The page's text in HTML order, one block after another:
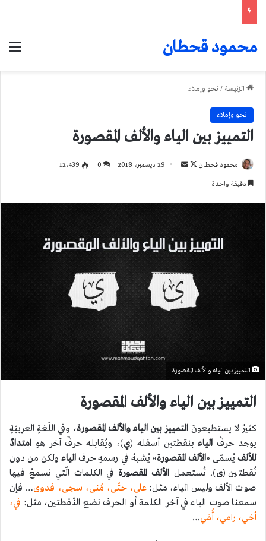
محمود قحطان
الرّئيسة / نحو وإملاء
نحو وإملاء
التمييز بين الياء والألف المقصورة
محمود قحطان
تابعأرسل
29 ديسمبر، 2018 0 12٬439
دقيقة واحدة
التمييز بين الياء والألف المقصورة
التمييز بين الياء والألف المقصورة
كثيرٌ لا يستطيعونَ التمييز بين الياء والألف المقصورة، وفي اللّغةِ العربيّةِ
يوجد حرفُ الياءبنقطتين أسفله (ي)، ويُقابله حرفٌ آخر هو امتدادٌ
للألفيُسمّى «الألف المقصورة» يُشبهُ في رسمهِ حرف الياءولكن من دون
نُقطتين (ى). تُستعمل الألف المقصورة في الكلمات الّتي نسمعُ فيها
صوت الألف وليس الياء، مثل:على، حتّى، مُنى، سجى، فدوى… فإن
سمعنا صوت الياء في آخر الكلمة أو الحرف نضع النّقطتين، مثل: في،
أخي، رامي، أُمّي…